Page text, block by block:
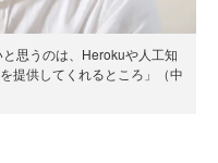
思うのは、Herokuや人工知
提供してくれるところ」（中